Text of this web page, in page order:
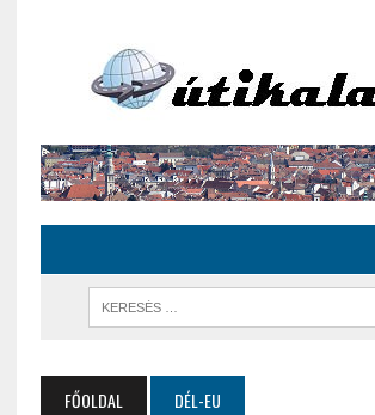
FŐOLDAL DÉL-EU